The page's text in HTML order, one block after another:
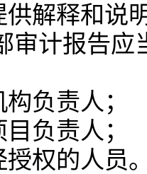
供解释和说
审计报告
负责人；
负责人；
授权的人员